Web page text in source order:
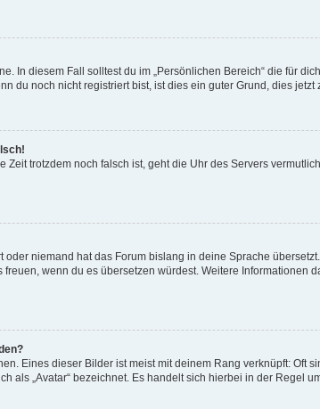
In diesem Fall solltest du im „Persönlichen Bereich“ die für
du noch nicht registriert bist, ist dies ein guter Grund, dies jetzt
trotzdem noch falsch ist, geht die Uhr des Servers
niemand hat das Forum bislang in deine Sprache
wenn du es übersetzen würdest. Weitere Informationen
Eines dieser Bilder ist meist mit deinem Rang verknüpft: Oft
als „Avatar“ bezeichnet. Es handelt sich hierbei in der Regel